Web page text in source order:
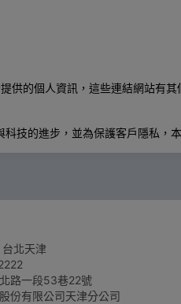
供的個人資訊，這些連結網站有
技的進步，並為保護客戶隱私，
北天津
路一段53巷22號
份有限公司天津分公司